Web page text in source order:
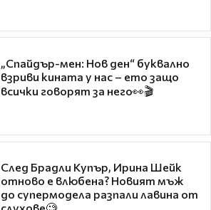
„Спайдър-мен: Нов ден“ буквално
взриви кината у нас – ето защо
всички говорят за него👀🎬
След Брадли Купър, Ирина Шейк
отново е влюбена? Новият мъж
до супермодела разпали лавина от